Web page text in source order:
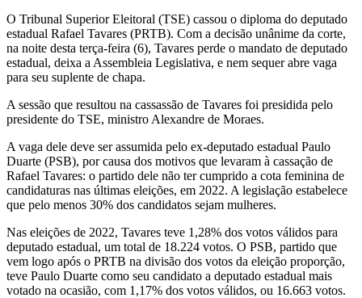
O Tribunal Superior Eleitoral (TSE) cassou o diploma do deputado
estadual Rafael Tavares (PRTB). Com a decisão unânime da corte,
na noite desta terça-feira (6), Tavares perde o mandato de deputado
estadual, deixa a Assembleia Legislativa, e nem sequer abre vaga
para seu suplente de chapa.
A sessão que resultou na cassassão de Tavares foi presidida pelo
presidente do TSE, ministro Alexandre de Moraes.
A vaga dele deve ser assumida pelo ex-deputado estadual Paulo
Duarte (PSB), por causa dos motivos que levaram à cassação de
Rafael Tavares: o partido dele não ter cumprido a cota feminina de
candidaturas nas últimas eleições, em 2022. A legislação estabelece
que pelo menos 30% dos candidatos sejam mulheres.
Nas eleições de 2022, Tavares teve 1,28% dos votos válidos para
deputado estadual, um total de 18.224 votos. O PSB, partido que
vem logo após o PRTB na divisão dos votos da eleição proporção,
teve Paulo Duarte como seu candidato a deputado estadual mais
votado na ocasião, com 1,17% dos votos válidos, ou 16.663 votos.